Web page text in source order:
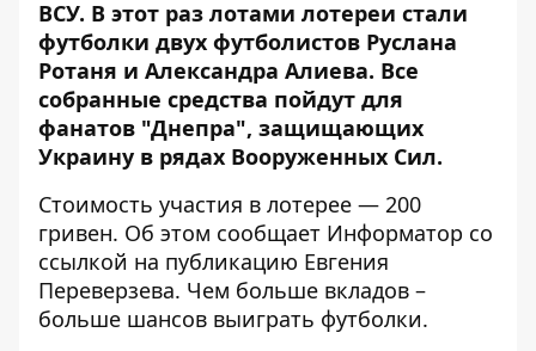
ВСУ. В этот раз лотами лотереи стали
футболки двух футболистов Руслана
Ротаня и Александра Алиева. Все
собранные средства пойдут для
фанатов "Днепра", защищающих
Украину в рядах Вооруженных Сил.
Стоимость участия в лотерее — 200
гривен. Об этом сообщает Информатор со
ссылкой на публикацию Евгения
Переверзева. Чем больше вкладов –
больше шансов выиграть футболки.